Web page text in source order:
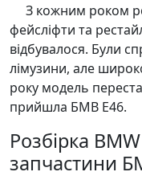
З кожним роком
фейсліфти та
відбувалося. Були
лімузини, але
року модель
прийшла БМВ Е46.
Розбірка
запчастини